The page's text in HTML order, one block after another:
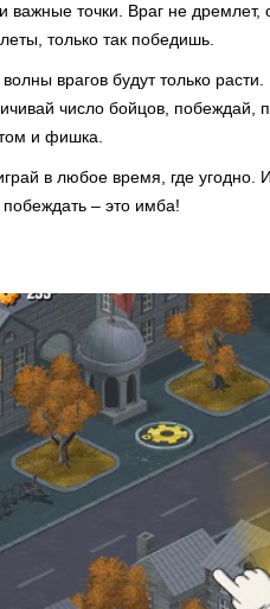
важные точки. Враг не
только так победишь.
врагов будут только
число бойцов, побеждай,
и фишка.
в любое время, где угодно.
– это имба!